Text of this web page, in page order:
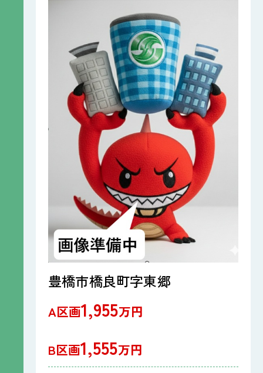
豊橋市橋良町字東郷
A区画1,955万円
B区画1,555万円